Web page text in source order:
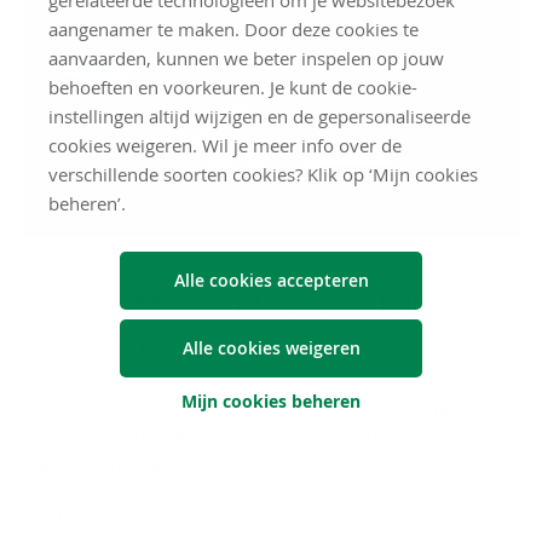
aangenamer te maken. Door deze cookies te
aanvaarden, kunnen we beter inspelen op jouw
behoeften en voorkeuren. Je kunt de cookie-
instellingen altijd wijzigen en de gepersonaliseerde
cookies weigeren. Wil je meer info over de
verschillende soorten cookies? Klik op ‘Mijn cookies
beheren’.
Alle cookies accepteren
Alle cookies weigeren
Mijn cookies beheren
Een spaar­re­ke­ning op het ge­boor­
Een geboortelijst is handig voor vrienden en familie die